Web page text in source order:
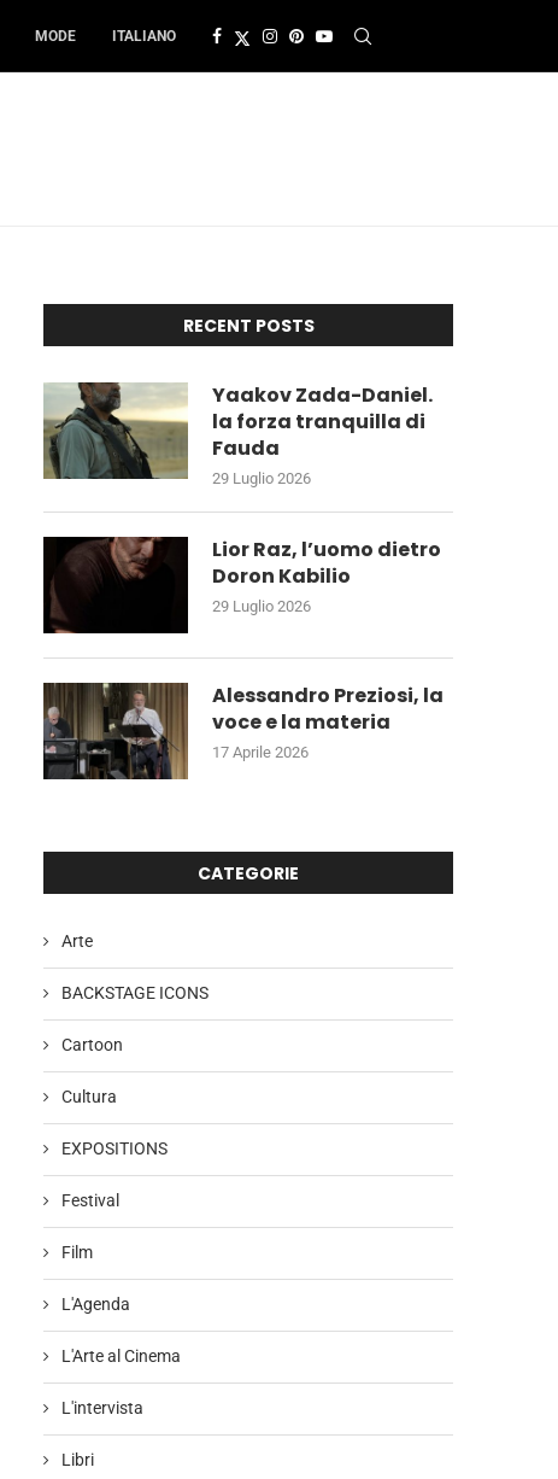
MODE ITALIANO
RECENT POSTS
Yaakov Zada-Daniel.
la forza tranquilla di
Fauda
29 Luglio 2026
Lior Raz, l’uomo dietro
Doron Kabilio
29 Luglio 2026
Alessandro Preziosi, la
voce e la materia
17 Aprile 2026
CATEGORIE
Arte
BACKSTAGE ICONS
Cartoon
Cultura
EXPOSITIONS
Festival
Film
L'Agenda
L'Arte al Cinema
L'intervista
Libri